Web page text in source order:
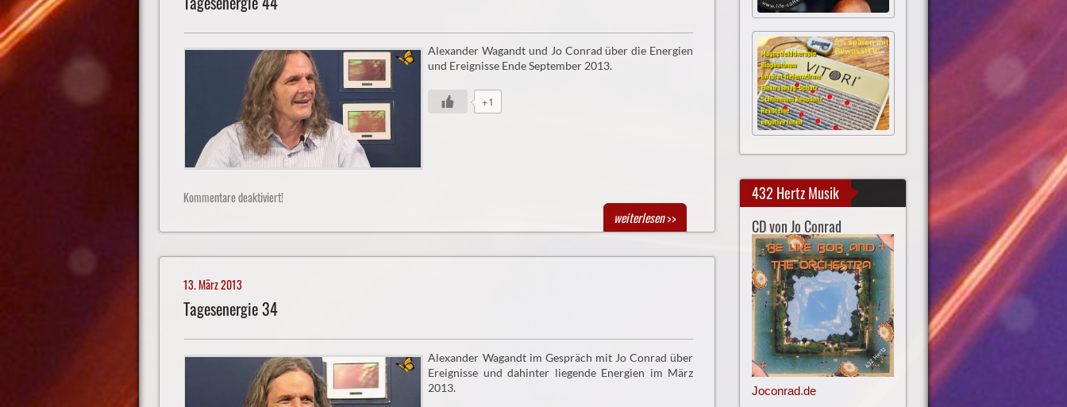
Alexander Wagandt und Jo Conrad über die Energien
und Ereignisse Ende September 2013.
+1
Kommentare deaktiviert!
weiterlesen>>
13. März 2013
Tagesenergie 34
Alexander Wagandt im Gespräch mit Jo Conrad über
Ereignisse und dahinter liegende Energien im März
2013.
432 Hertz Musik
CD von Jo Conrad
Joconrad.de